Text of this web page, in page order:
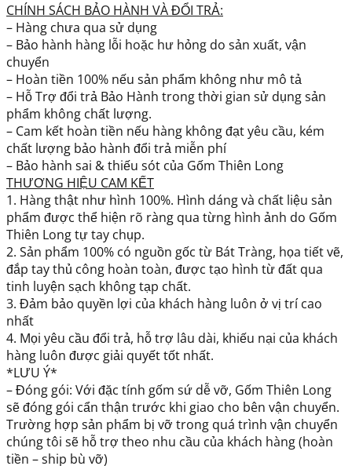
CHÍNH SÁCH BẢO HÀNH VÀ ĐỔI TRẢ:
– Hàng chưa qua sử dụng
– Bảo hành hàng lỗi hoặc hư hỏng do sản xuất, vận
chuyển
– Hoàn tiền 100% nếu sản phẩm không như mô tả
– Hỗ Trợ đổi trả Bảo Hành trong thời gian sử dụng sản
phẩm không chất lượng.
– Cam kết hoàn tiền nếu hàng không đạt yêu cầu, kém
chất lượng bảo hành đổi trả miễn phí
– Bảo hành sai & thiếu sót của Gốm Thiên Long
THƯƠNG HIỆU CAM KẾT
1. Hàng thật như hình 100%. Hình dáng và chất liệu sản
phẩm được thể hiện rõ ràng qua từng hình ảnh do Gốm
Thiên Long tự tay chụp.
2. Sản phẩm 100% có nguồn gốc từ Bát Tràng, họa tiết vẽ,
đắp tay thủ công hoàn toàn, được tạo hình từ đất qua
tinh luyện sạch không tạp chất.
3. Đảm bảo quyền lợi của khách hàng luôn ở vị trí cao
nhất
4. Mọi yêu cầu đổi trả, hỗ trợ lâu dài, khiếu nại của khách
hàng luôn được giải quyết tốt nhất.
*LƯU Ý*
– Đóng gói: Với đặc tính gốm sứ dễ vỡ, Gốm Thiên Long
sẽ đóng gói cẩn thận trước khi giao cho bên vận chuyển.
Trường hợp sản phẩm bị vỡ trong quá trình vận chuyển
chúng tôi sẽ hỗ trợ theo nhu cầu của khách hàng (hoàn
tiền – ship bù vỡ)